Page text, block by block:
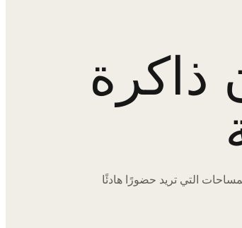
ذاكرة
والمساحات التي تريد حضورًا هادئًا